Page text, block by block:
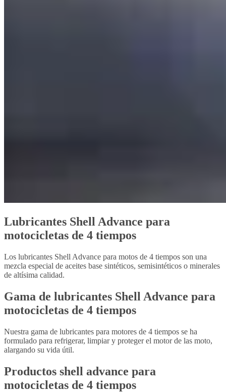
Lubricantes Shell Advance para
motocicletas de 4 tiempos
Los lubricantes Shell Advance para motos de 4 tiempos son una
mezcla especial de aceites base sintéticos, semisintéticos o minerales
de altísima calidad.
Gama de lubricantes Shell Advance para
motocicletas de 4 tiempos
Nuestra gama de lubricantes para motores de 4 tiempos se ha
formulado para refrigerar, limpiar y proteger el motor de las moto,
alargando su vida útil.
Productos shell advance para
motocicletas de 4 tiempos